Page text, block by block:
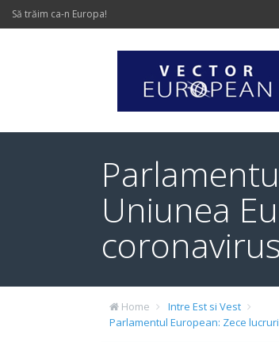
Să trăim ca-n Europa!
Uniunea
Home
Intre Est si Vest
Parlamentul European: Zece